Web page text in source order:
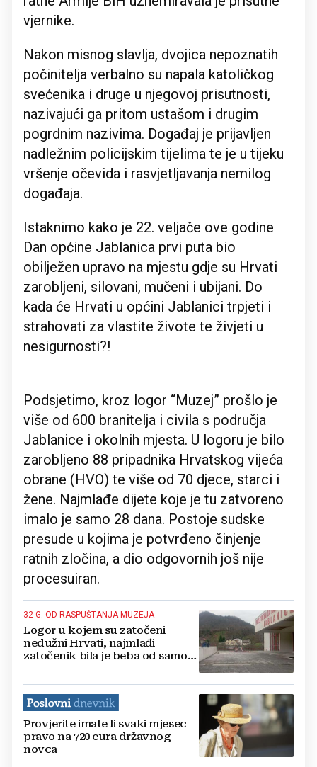
vjernike.
Nakon misnog slavlja, dvojica nepoznatih
počinitelja verbalno su napala katoličkog
svećenika i druge u njegovoj prisutnosti,
nazivajući ga pritom ustašom i drugim
pogrdnim nazivima. Događaj je prijavljen
nadležnim policijskim tijelima te je u tijeku
vršenje očevida i rasvjetljavanja nemilog
događaja.
Istaknimo kako je 22. veljače ove godine
Dan općine Jablanica prvi puta bio
obilježen upravo na mjestu gdje su Hrvati
zarobljeni, silovani, mučeni i ubijani. Do
kada će Hrvati u općini Jablanici trpjeti i
strahovati za vlastite živote te živjeti u
nesigurnosti?!
Podsjetimo, kroz logor “Muzej” prošlo je
više od 600 branitelja i civila s područja
Jablanice i okolnih mjesta. U logoru je bilo
zarobljeno 88 pripadnika Hrvatskog vijeća
obrane (HVO) te više od 70 djece, starci i
žene. Najmlađe dijete koje je tu zatvoreno
imalo je samo 28 dana. Postoje sudske
presude u kojima je potvrđeno činjenje
ratnih zločina, a dio odgovornih još nije
procesuiran.
32 G. OD RASPUŠTANJA MUZEJA
Logor u kojem su zatočeni
nedužni Hrvati, najmlađi
zatočenik bila je beba od samo
Provjerite imate li svaki mjesec
pravo na 720 eura državnog
novca